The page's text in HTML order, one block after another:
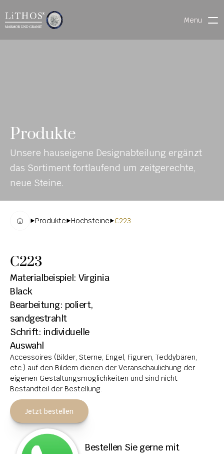
Menu
INE-
KAT
ALO
G
MATERIALIEN
STEINMETZFINDER
3D-KONFIGURATOR
DOWNLOADS
DENKMALE
MAGRADO
KOLUMBARIEN
BREITSTEINE
LIEGESTEINE
URNENANLAGEN
LEUCHTGRABMALE
ACCESSOIRES
KONTAKT
ADRESSEN NIEDERLASSUNGEN
ÖFFNUNGSZEITEN
IMPRESSUM
Produkte
Unsere hauseigene Designabteilung ergänzt
das Sortiment fortlaufend um zeitgerechte,
neue Steine.
Produkte Hochsteine C223
C223
Materialbeispiel: Virginia
Black
Bearbeitung: poliert,
sandgestrahlt
Schrift: individuelle
Auswahl
Accessoires (Bilder, Sterne, Engel, Figuren, Teddybären,
etc.) auf den Bildern dienen der Veranschaulichung der
eigenen Gestaltungsmöglichkeiten und sind nicht
Bestandteil der Bestellung.
Jetzt bestellen
Bestellen Sie gerne mit